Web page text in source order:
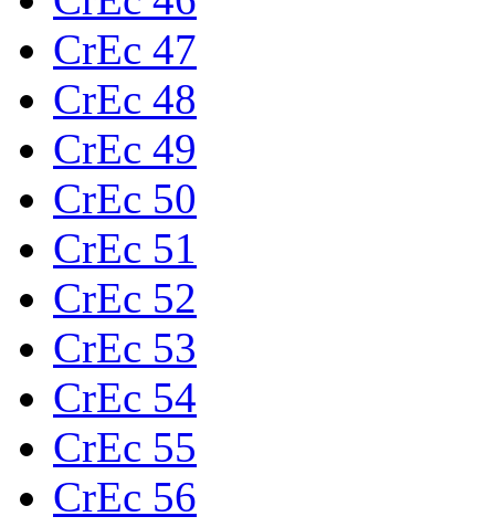
CrEc 47
CrEc 48
CrEc 49
CrEc 50
CrEc 51
CrEc 52
CrEc 53
CrEc 54
CrEc 55
CrEc 56